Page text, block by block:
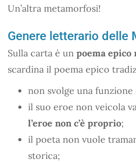
Un’altra metamorfosi!
Genere letterario delle
Sulla carta è un poema
scardina il poema epico
non svolge una funzione
il suo eroe non veicola
l’eroe non c’è proprio;
il poeta non vuole
storica;